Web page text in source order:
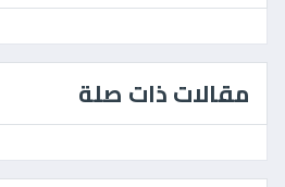
مقالات ذات صلة